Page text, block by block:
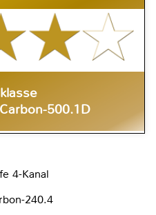
500.1D
4-Kanal
240.4